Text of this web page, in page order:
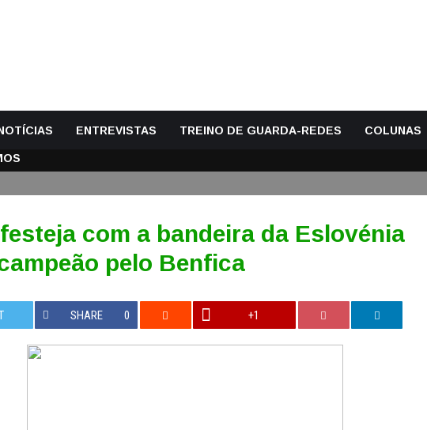
ENTREVISTAS TREINO DE GUARDA-REDES COLUNAS
com a bandeira da Eslovénia
pelo Benfica
SHARE 0 +1